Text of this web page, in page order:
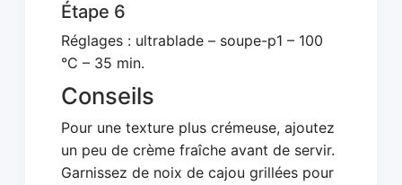
Étape 6
Réglages : ultrablade – soupe-p1 – 100
°C – 35 min.
Conseils
Pour une texture plus crémeuse, ajoutez
un peu de crème fraîche avant de servir.
Garnissez de noix de cajou grillées pour